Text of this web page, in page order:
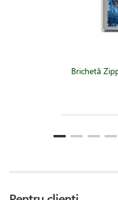
Brichetă